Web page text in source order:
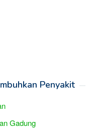
Penyakit
Gadung